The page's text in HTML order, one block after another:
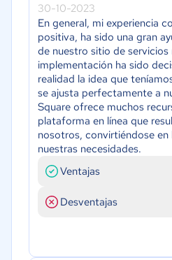
30-10-2023
En general, mi experiencia
positiva, ha sido una gran
de nuestro sitio de servicios
implementación ha sido
realidad la idea que
se ajusta perfectamente a
Square ofrece muchos
plataforma en línea que
nosotros, convirtiéndose en
nuestras necesidades.
Ventajas
Desventajas